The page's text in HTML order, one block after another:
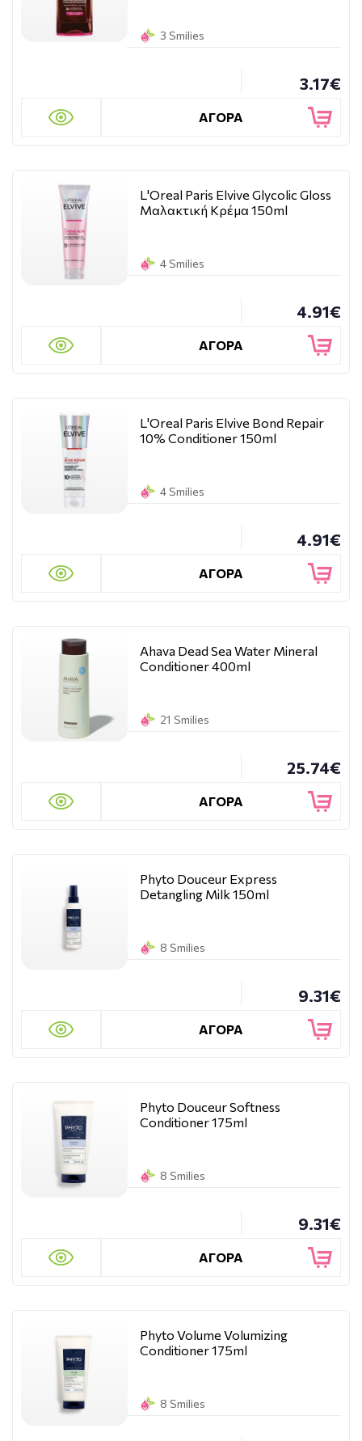
3 Smilies
3.17€
ΑΓΟΡΑ
L'Oreal Paris Elvive Glycolic Gloss
Μαλακτική Κρέμα 150ml
4 Smilies
4.91€
ΑΓΟΡΑ
L'Oreal Paris Elvive Bond Repair
10% Conditioner 150ml
4 Smilies
4.91€
ΑΓΟΡΑ
Ahava Dead Sea Water Mineral
Conditioner 400ml
21 Smilies
25.74€
ΑΓΟΡΑ
Phyto Douceur Express
Detangling Milk 150ml
8 Smilies
9.31€
ΑΓΟΡΑ
Phyto Douceur Softness
Conditioner 175ml
8 Smilies
9.31€
ΑΓΟΡΑ
Phyto Volume Volumizing
Conditioner 175ml
8 Smilies